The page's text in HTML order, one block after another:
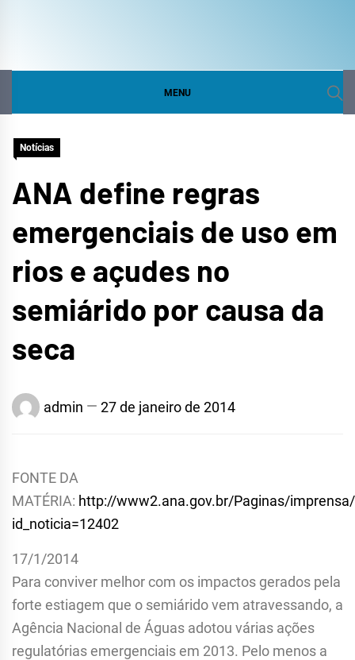
HIDROGRÁFICA DO
MENU
Notícias
ANA define regras
emergenciais de uso em
rios e açudes no
semiárido por causa da
seca
admin 27 de janeiro de 2014
FONTE DA
MATÉRIA: http://www2.ana.gov.br/Paginas/
id_noticia=12402
17/1/2014
Para conviver melhor com os impactos gerados pela
forte estiagem que o semiárido vem atravessando, a
Agência Nacional de Águas adotou várias ações
regulatórias emergenciais em 2013. Pelo menos a